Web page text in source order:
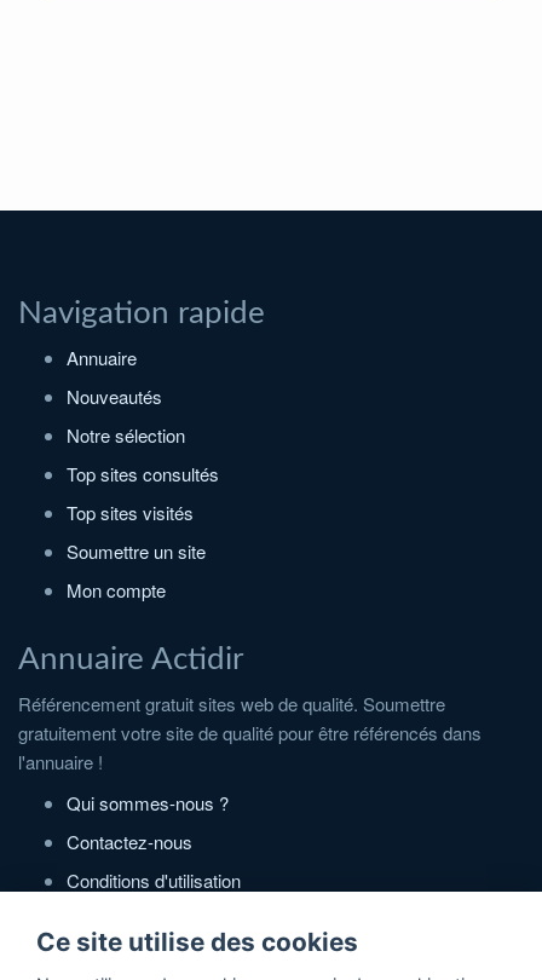
Navigation rapide
Annuaire
Nouveautés
Notre sélection
Top sites consultés
Top sites visités
Soumettre un site
Mon compte
Annuaire Actidir
Référencement gratuit sites web de qualité. Soumettre
gratuitement votre site de qualité pour être référencés dans
l'annuaire !
Qui sommes-nous ?
Contactez-nous
Conditions d'utilisation
Ce site utilise des cookies